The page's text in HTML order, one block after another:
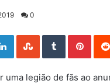
0
LinkedIn StumbleUpon Tumblr Pinterest
uma legião de fãs ao